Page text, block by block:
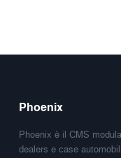
Phoenix
Phoenix è il CMS
dealers e case